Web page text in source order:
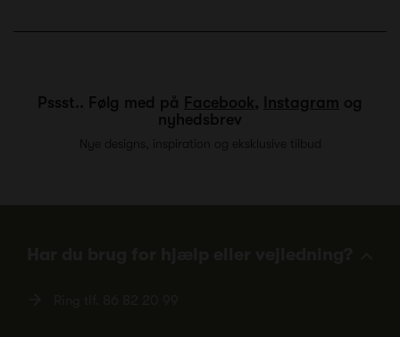
Pssst.. Følg med på Facebook, Instagram og
nyhedsbrev
Nye designs, inspiration og eksklusive tilbud